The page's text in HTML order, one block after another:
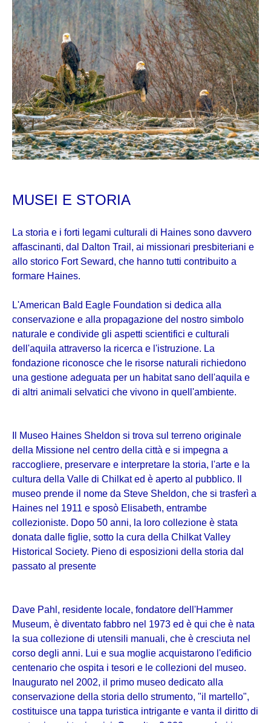
MUSEI E STORIA
La storia e i forti legami culturali di Haines sono davvero
affascinanti, dal Dalton Trail, ai missionari presbiteriani e
allo storico Fort Seward, che hanno tutti contribuito a
formare Haines.
L'American Bald Eagle Foundation si dedica alla
conservazione e alla propagazione del nostro simbolo
naturale e condivide gli aspetti scientifici e culturali
dell'aquila attraverso la ricerca e l'istruzione. La
fondazione riconosce che le risorse naturali richiedono
una gestione adeguata per un habitat sano dell'aquila e
di altri animali selvatici che vivono in quell'ambiente.
Il Museo Haines Sheldon si trova sul terreno originale
della Missione nel centro della città e si impegna a
raccogliere, preservare e interpretare la storia, l'arte e la
cultura della Valle di Chilkat ed è aperto al pubblico. Il
museo prende il nome da Steve Sheldon, che si trasferì a
Haines nel 1911 e sposò Elisabeth, entrambe
collezioniste. Dopo 50 anni, la loro collezione è stata
donata dalle figlie, sotto la cura della Chilkat Valley
Historical Society. Pieno di esposizioni della storia dal
passato al presente
Dave Pahl, residente locale, fondatore dell'Hammer
Museum, è diventato fabbro nel 1973 ed è qui che è nata
la sua collezione di utensili manuali, che è cresciuta nel
corso degli anni. Lui e sua moglie acquistarono l'edificio
centenario che ospita i tesori e le collezioni del museo.
Inaugurato nel 2002, il primo museo dedicato alla
conservazione della storia dello strumento, "il martello",
costituisce una tappa turistica intrigante e vanta il diritto di